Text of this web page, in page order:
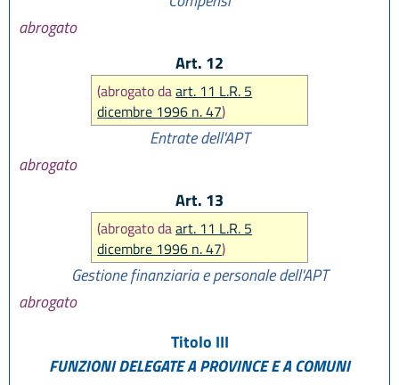
abrogato
Art. 12
(abrogato daart. 11 L.R. 5
dicembre 1996 n. 47)
Entrate dell'APT
abrogato
Art. 13
(abrogato daart. 11 L.R. 5
dicembre 1996 n. 47)
Gestione finanziaria e personale dell'APT
abrogato
Titolo III
FUNZIONI DELEGATE A PROVINCE E A COMUNI